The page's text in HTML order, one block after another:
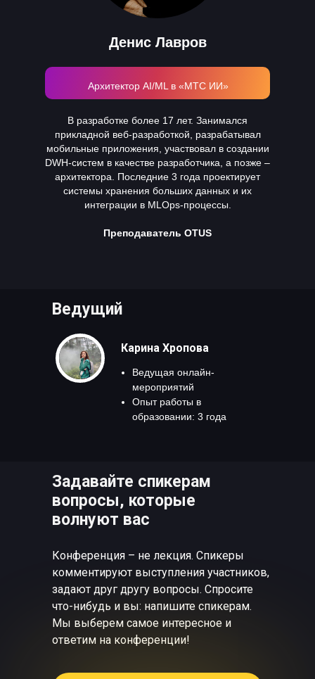
Архитектор AI/ML в «МТС ИИ»
Денис Лавров
В разработке более 17 лет. Занимался
прикладной веб-разработкой, разрабатывал
мобильные приложения, участвовал в создании
DWH-систем в качестве разработчика, а позже –
архитектора. Последние 3 года проектирует
системы хранения больших данных и их
интеграции в MLOps-процессы.
Преподаватель OTUS
Карина Хропова
Ведущий
Ведущая онлайн-
мероприятий
Опыт работы в
образовании: 3 года
Задавайте спикерам
вопросы, которые
волнуют вас
Конференция – не лекция. Спикеры
комментируют выступления участников,
задают друг другу вопросы. Спросите
что-нибудь и вы: напишите спикерам.
Мы выберем самое интересное и
ответим на конференции!